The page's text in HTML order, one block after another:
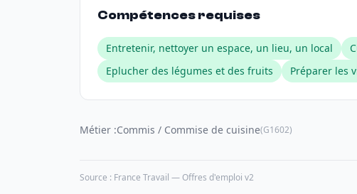
Compétences requises
Entretenir, nettoyer un espace, un lieu, un local
Eplucher des légumes et des fruits
Préparer les
Métier :Commis / Commise de cuisine(G1602)
Source : France Travail — Offres d'emploi v2